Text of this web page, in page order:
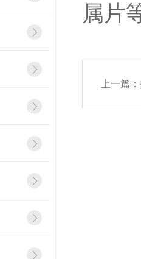
属片
上一篇：